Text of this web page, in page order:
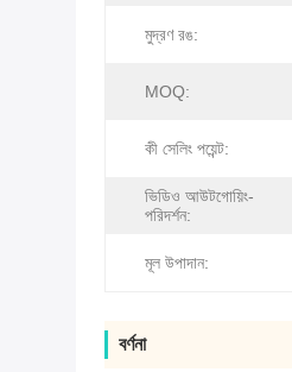
মুদ্রণ রঙ:
MOQ:
কী সেলিং পয়েন্ট:
ভিডিও আউটগোয়িং-
পরিদর্শন:
মূল উপাদান:
বর্ণনা